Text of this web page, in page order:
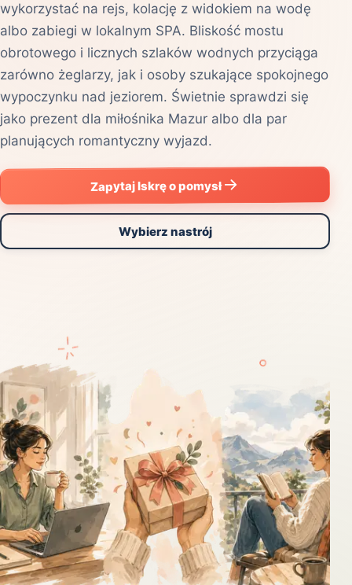
wykorzystać na rejs, kolację z widokiem na wodę
albo zabiegi w lokalnym SPA. Bliskość mostu
obrotowego i licznych szlaków wodnych przyciąga
zarówno żeglarzy, jak i osoby szukające spokojnego
wypoczynku nad jeziorem. Świetnie sprawdzi się
jako prezent dla miłośnika Mazur albo dla par
planujących romantyczny wyjazd.
Zapytaj Iskrę o pomysł
Wybierz nastrój